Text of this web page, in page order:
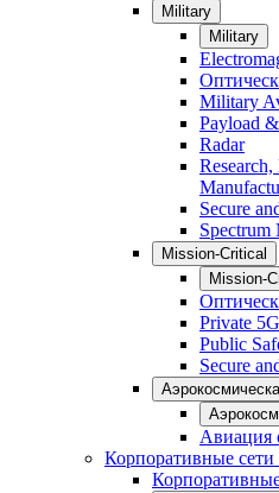
Military
Military
Military
Payload
Radar
Secure
Spectrum
Mission-Critical
Mission-
Private 5G
Public
Secure
Авиация
Корпоративные